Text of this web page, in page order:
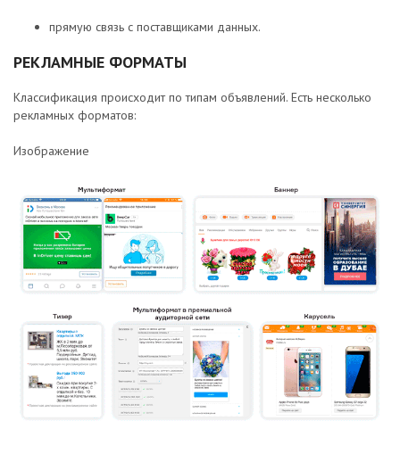
прямую связь с поставщиками данных.
РЕКЛАМНЫЕ ФОРМАТЫ
Классификация происходит по типам объявлений. Есть несколько
рекламных форматов:
Изображение